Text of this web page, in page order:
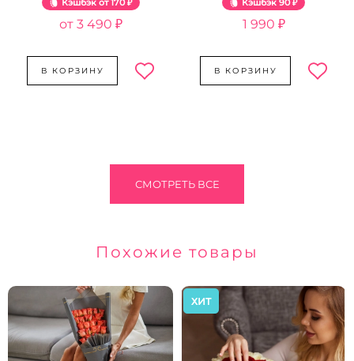
Кэшбэк 170 ₽
3 490 ₽
В КОРЗИНУ
Кэшбэк 90 ₽
1 990 ₽
В КОРЗИНУ
СМОТРЕТЬ ВСЕ
Похожие товары
ХИТ